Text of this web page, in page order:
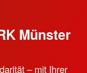
Münster
– mit Ihrer